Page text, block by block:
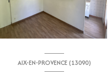
AIX-EN-PROVENCE (13090)